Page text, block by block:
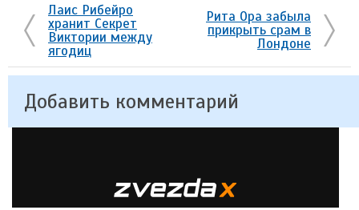
Лаис Рибейро
хранит Секрет
Виктории между
ягодиц
Рита Ора забыла
прикрыть срам в
Лондоне
Добавить комментарий